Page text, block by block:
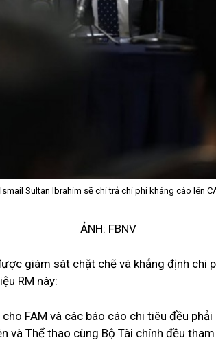
Sultan Ibrahim sẽ chi trả chi phí kháng cáo lên
ẢNH: FBNV
giám sát chặt chẽ và khẳng định chi
RM này:
FAM và các báo cáo chi tiêu đều
và Thể thao cùng Bộ Tài chính đều